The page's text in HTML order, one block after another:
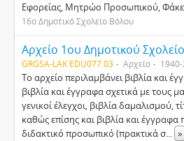
Εφορείας, Μητρώο Προσωπικού,
16ο Δημοτικό Σχολείο Βόλου
Αρχείο 1ου Δημοτικού
GRGSA-LAK EDU077.03 Αρχείο
Το αρχείο περιλαμβάνει βιβλία και
βιβλία και έγγραφα σχετικά με τους
γενικοί έλεγχοι, βιβλία δαμαλισμού,
καθώς επίσης και βιβλία και
διδακτικό προσωπικό (πρακτικά σ... »